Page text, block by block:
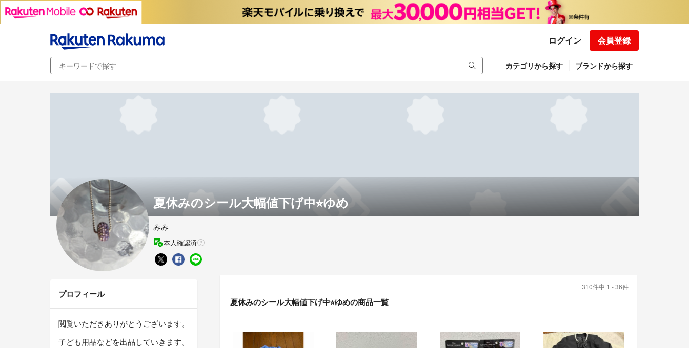
ログイン 会員登録
カテゴリから探す ブランドから探す
夏休みのシール大幅値下げ中⭐︎ゆめ
みみ
本人確認済
310件中 1 - 36件
夏休みのシール大幅値下げ中⭐︎ゆめの商品一覧
プロフィール
閲覧いただきありがとうございます。
子ども用品などを出品していきます。